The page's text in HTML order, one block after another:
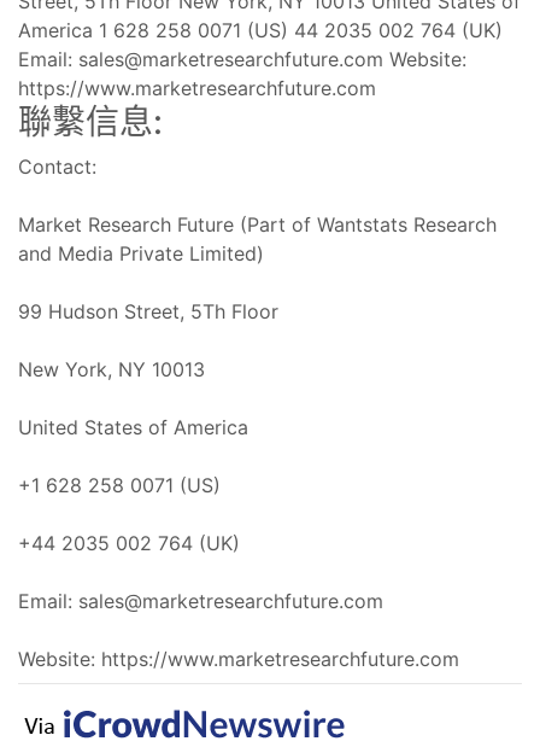
America 1 628 258 0071 (US) 44 2035 002 764 (UK)
Email: sales@marketresearchfuture.com Website:
https://www.marketresearchfuture.com
聯繫信息:
Contact:
Market Research Future (Part of Wantstats Research
and Media Private Limited)
99 Hudson Street, 5Th Floor
New York, NY 10013
United States of America
+1 628 258 0071 (US)
+44 2035 002 764 (UK)
Email: sales@marketresearchfuture.com
Website: https://www.marketresearchfuture.com